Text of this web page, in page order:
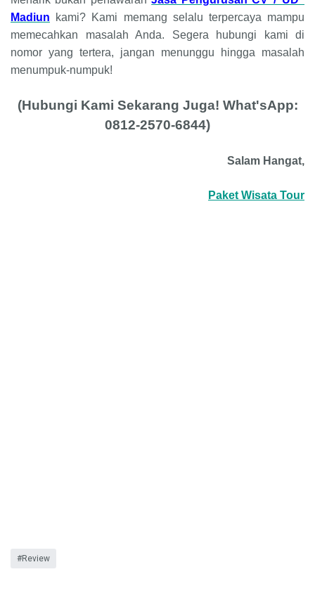
Madiun kami? Kami memang selalu terpercaya mampu
memecahkan masalah Anda. Segera hubungi kami di
nomor yang tertera, jangan menunggu hingga masalah
menumpuk-numpuk!
(Hubungi Kami Sekarang Juga! What'sApp:
0812-2570-6844)
Salam Hangat,
Paket Wisata Tour
Review